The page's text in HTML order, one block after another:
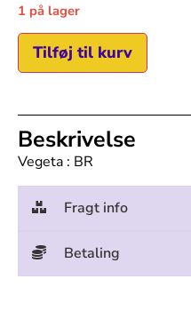
1 på lager
Tilføj til kurv
Beskrivelse
Vegeta : BR
Fragt info
Betaling